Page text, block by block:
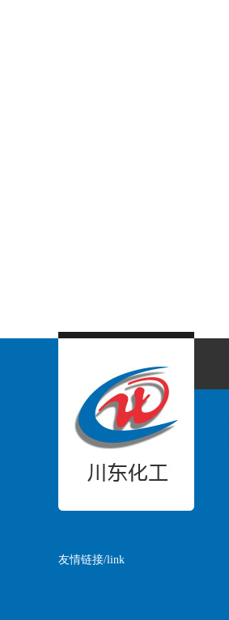
友情链接/link